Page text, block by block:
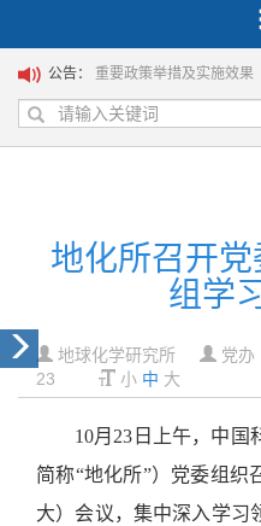
公告： 重要政策举措及实施效果
地化所召开
组学
地球化学研究所 党办
23
小 中 大
10月23日上午，中国
简称“地化所”）党委组织
大）会议，集中深入学习